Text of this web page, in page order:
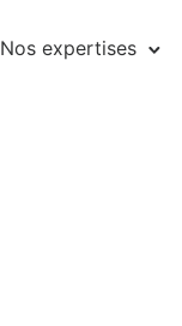
Nos expertises